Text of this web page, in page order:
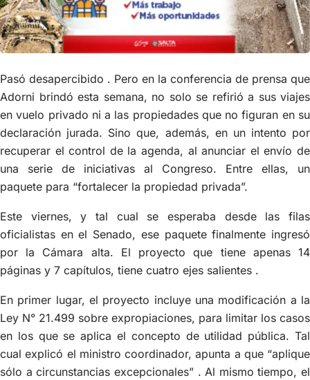
Pasó desapercibido . Pero en la conferencia de prensa que
Adorni brindó esta semana, no solo se refirió a sus viajes
en vuelo privado ni a las propiedades que no figuran en su
declaración jurada. Sino que, además, en un intento por
recuperar el control de la agenda, al anunciar el envío de
una serie de iniciativas al Congreso. Entre ellas, un
paquete para “fortalecer la propiedad privada”.
Este viernes, y tal cual se esperaba desde las filas
oficialistas en el Senado, ese paquete finalmente ingresó
por la Cámara alta. El proyecto que tiene apenas 14
páginas y 7 capítulos, tiene cuatro ejes salientes .
En primer lugar, el proyecto incluye una modificación a la
Ley N° 21.499 sobre expropiaciones, para limitar los casos
en los que se aplica el concepto de utilidad pública. Tal
cual explicó el ministro coordinador, apunta a que “aplique
sólo a circunstancias excepcionales” . Al mismo tiempo, el